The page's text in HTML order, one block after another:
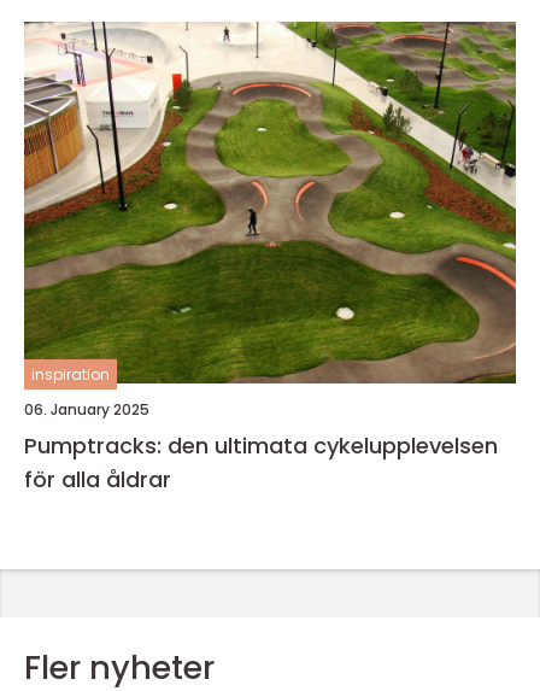
inspiration
06. January 2025
Pumptracks: den ultimata cykelupplevelsen
för alla åldrar
Fler nyheter